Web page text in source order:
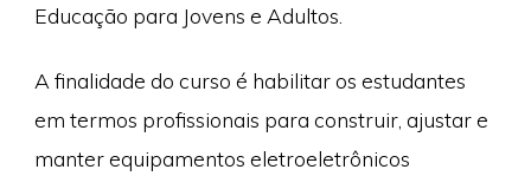
Educação para Jovens e Adultos.
A finalidade do curso é habilitar os estudantes
em termos profissionais para construir, ajustar e
manter equipamentos eletroeletrônicos